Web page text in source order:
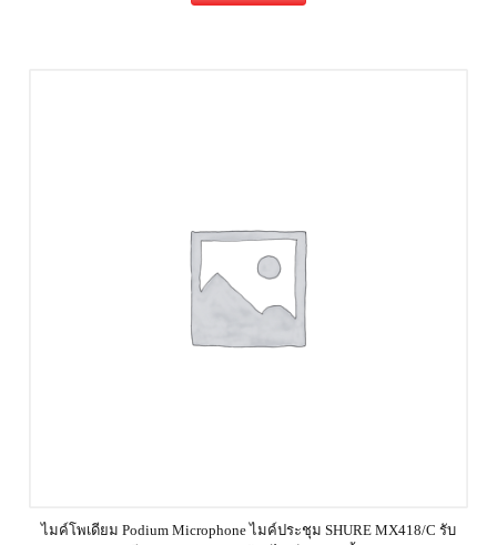
ไมค์โพเดียม Podium Microphone ไมค์ประชุม SHURE MX418/C รับ